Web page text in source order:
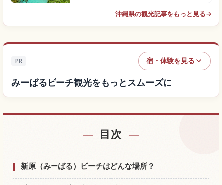
沖縄県の観光記事をもっと見る→
PR 宿・体験を見る
みーばるビーチ観光をもっとスムーズに
みーばるビーチ付近の宿を探す
みーばるビーチの体験を探す
目次
新原（みーばる）ビーチはどんな場所？